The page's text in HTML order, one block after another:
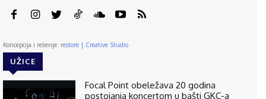
Koncepcija i rešenje: restore | Creative Studio
UŽICE
Focal Point obeležava 20 godina
postojanja koncertom u bašti GKC-a